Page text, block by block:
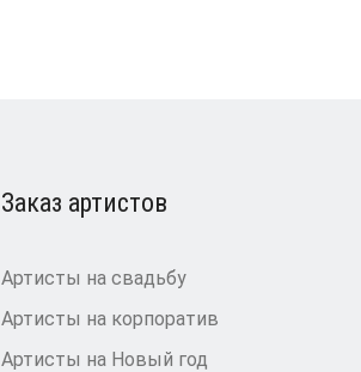
Заказ артистов
Артисты на свадьбу
Артисты на корпоратив
Артисты на Новый год